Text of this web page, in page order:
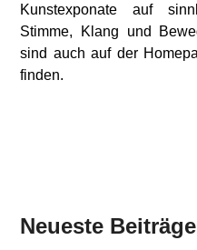
Kunstexponate auf
Stimme, Klang und
sind auch auf der
finden.
Neueste Beiträge